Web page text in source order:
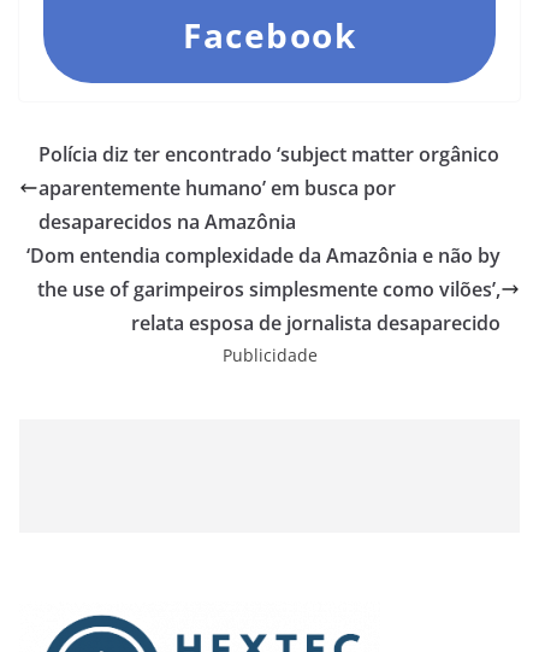
Facebook
Polícia diz ter encontrado ‘subject matter orgânico
aparentemente humano’ em busca por
desaparecidos na Amazônia
‘Dom entendia complexidade da Amazônia e não by
the use of garimpeiros simplesmente como vilões’,
relata esposa de jornalista desaparecido
Publicidade